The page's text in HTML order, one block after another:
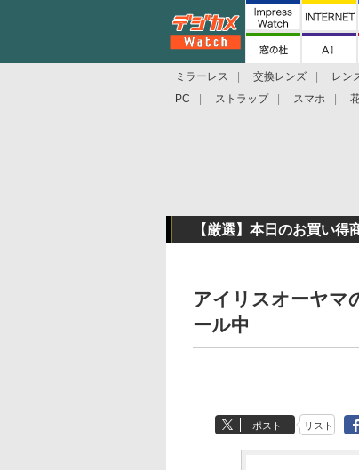
ミラーレス 交換レンズ レン
PC
ストラップ スマホ
【厳選】本日のお買い得
アイリスオーヤマ
ール中
ポスト リスト